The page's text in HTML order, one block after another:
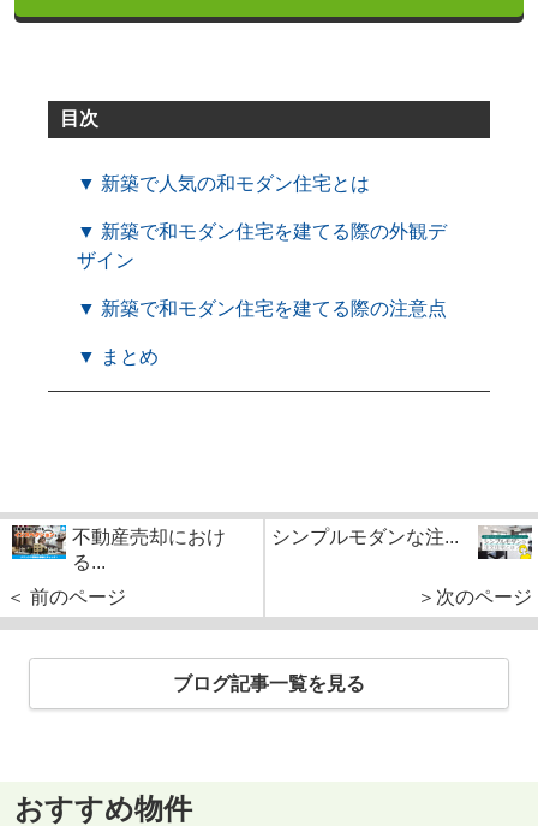
目次
▼ 新築で人気の和モダン住宅とは
▼ 新築で和モダン住宅を建てる際の外観デ
ザイン
▼ 新築で和モダン住宅を建てる際の注意点
▼ まとめ
不動産売却におけ
る...
＜ 前のページ
シンプルモダンな注...
＞次のページ
ブログ記事一覧を見る
おすすめ物件